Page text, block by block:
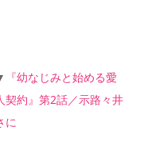
『幼なじみと始める愛
契約』第2話／示路々井
に